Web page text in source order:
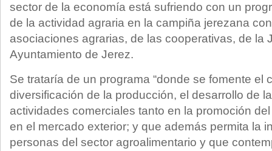
sector de la economía está sufriendo con un
de la actividad agraria en la campiña jerezana
asociaciones agrarias, de las cooperativas, de la
Ayuntamiento de Jerez.
Se trataría de un programa “donde se fomente el
diversificación de la producción, el desarrollo de
actividades comerciales tanto en la promoción
en el mercado exterior; y que además permita la
personas del sector agroalimentario y que